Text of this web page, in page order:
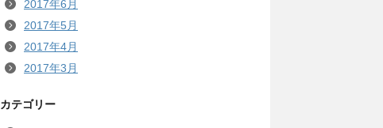
2017年6月
2017年5月
2017年4月
2017年3月
カテゴリー